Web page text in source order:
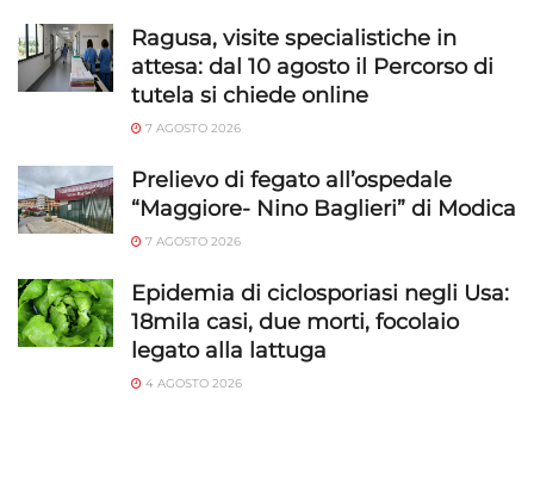
Ragusa, visite specialistiche in
attesa: dal 10 agosto il Percorso di
tutela si chiede online
7 AGOSTO 2026
Prelievo di fegato all’ospedale
“Maggiore- Nino Baglieri” di Modica
7 AGOSTO 2026
Epidemia di ciclosporiasi negli Usa:
18mila casi, due morti, focolaio
legato alla lattuga
4 AGOSTO 2026